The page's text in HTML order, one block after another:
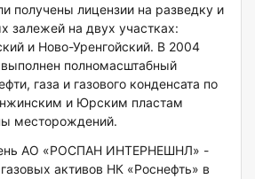
получены лицензии на разведку и
залежей на двух участках:
и Ново-Уренгойский. В 2004
полномасштабный
газа и газового конденсата по
и Юрским пластам
месторождений.
АО «РОСПАН ИНТЕРНЕШНЛ» -
активов НК «Роснефть» в